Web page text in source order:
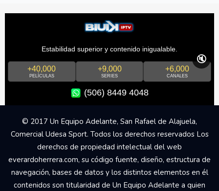
Estabilidad superior y contenido inigualable.
+40,000
PELÍCULAS
+9,000
SERIES
+6,000
CANALES
(506) 8449 4048
🔇
© 2017 Un Equipo Adelante, San Rafael de Alajuela,
Comercial Udesa Sport. Todos los derechos reservados Los
derechos de propiedad intelectual del web
everardoherrera.com, su código fuente, diseño, estructura de
navegación, bases de datos y los distintos elementos en él
contenidos son titularidad de Un Equipo Adelante a quien